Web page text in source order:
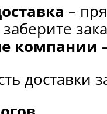
–
заберите
компании
доставки